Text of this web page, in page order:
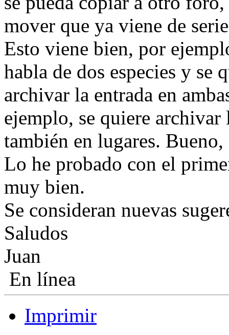
mover que ya viene de
Esto viene bien, por
habla de dos especies y se
archivar la entrada en
ejemplo, se quiere archivar
también en lugares.
Lo he probado con el
muy bien.
Se consideran nuevas
Saludos
Juan
En línea
Imprimir